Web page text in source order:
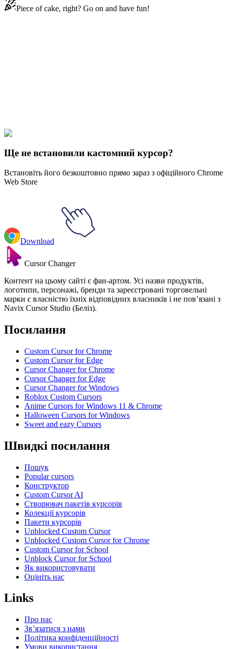
Piece of cake, right? Go on and have fun!
Аватар
Ще не встановили кастомний курсор?
Встановіть його безкоштовно прямо зараз з офіційного Chrome
Web Store
Download
Cursor Changer
Контент на цьому сайті є фан-артом. Усі назви продуктів,
логотипи, персонажі, бренди та зареєстровані торговельні
марки є власністю їхніх відповідних власників і не пов’язані з
Navix Cursor Studio (Беліз).
Посилання
Custom Cursor for Chrome
Custom Cursor for Edge
Cursor Changer for Chrome
Cursor Changer for Edge
Cursor Changer for Windows
Roblox Custom Cursors
Anime Cursors for Windows 11 & Chrome
Halloween Cursors for Windows
Sweet and eazy Cursors
Швидкі посилання
Пошук
Popular cursors
Конструктор
Custom Cursor AI
Створювач пакетів курсорів
Колекції курсорів
Пакети курсорів
Unblocked Custom Cursor
Unblocked Custom Cursor for Chrome
Custom Cursor for School
Unblock Cursor for School
Як використовувати
Оцініть нас
Links
Про нас
Зв’язатися з нами
Політика конфіденційності
Умови використання